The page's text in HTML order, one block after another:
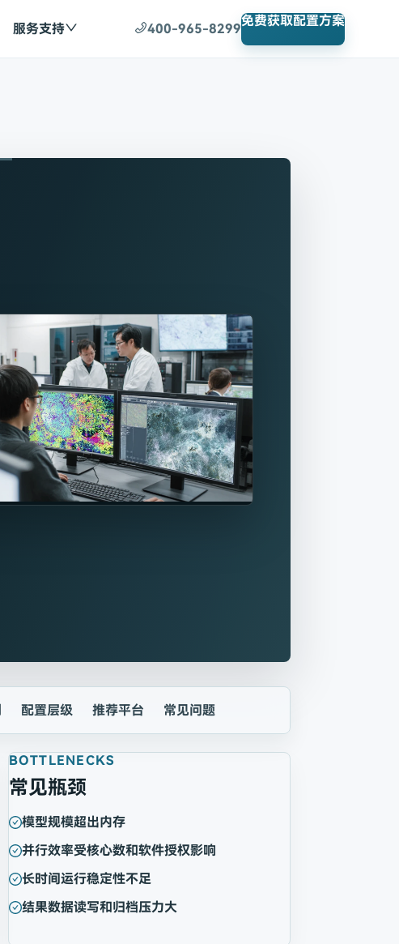
服务支持 400-965-8299
免费获取配置方案
配置层级 推荐平台 常见问题
BOTTLENECKS
常见瓶颈
模型规模超出内存
并行效率受核心数和软件授权影响
长时间运行稳定性不足
结果数据读写和归档压力大